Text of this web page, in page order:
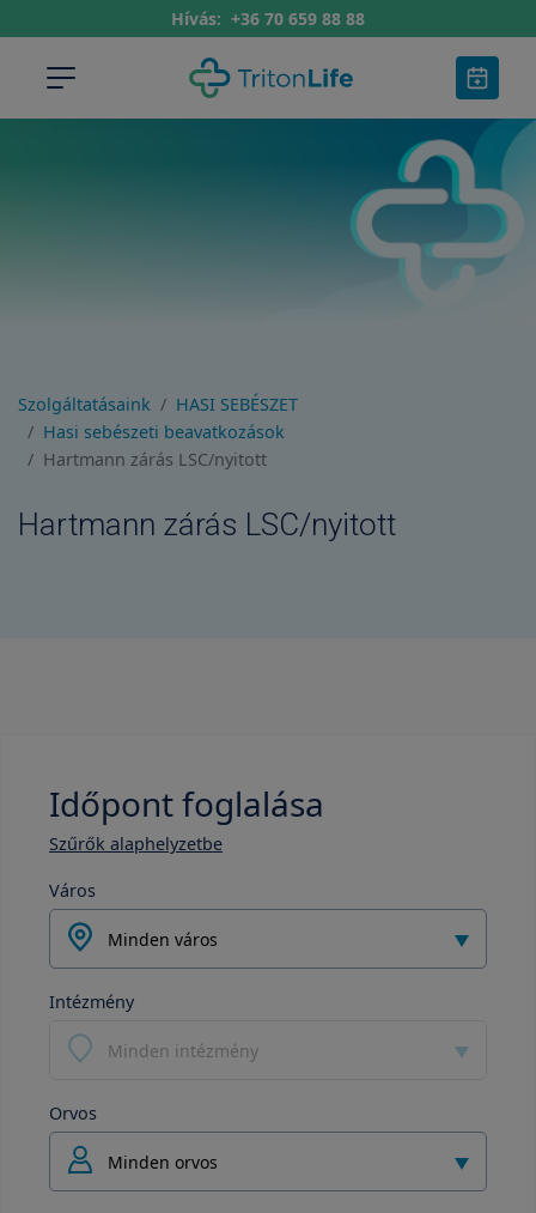
Hívás: +36 70 659 88 88
Szolgáltatásaink
HASI SEBÉSZET
Hasi sebészeti beavatkozások
Hartmann zárás LSC/nyitott
Hartmann zárás LSC/nyitott
Időpont foglalása
Szűrők alaphelyzetbe
Város
Minden város
Intézmény
Minden intézmény
Orvos
Minden orvos